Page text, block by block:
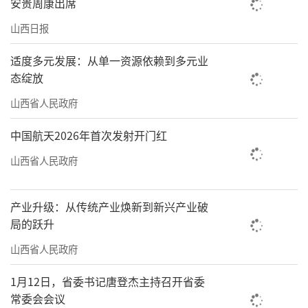
山西日报
适度多元发展：从单一资源依赖到多元业
态绽放
山西省人民政府
中国航天2026年首次发射开门红
山西省人民政府
产业升级：从传统产业焕新到新兴产业破
局的跃升
山西省人民政府
1月12日，省委书记唐登杰主持召开省委
常委会会议